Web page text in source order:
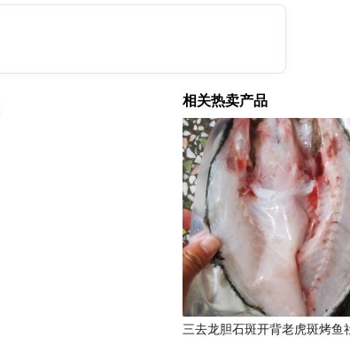
相关热卖产品
三去龙胆石斑开背老虎斑烤鱼